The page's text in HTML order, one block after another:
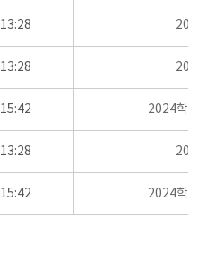
2024학
2024학